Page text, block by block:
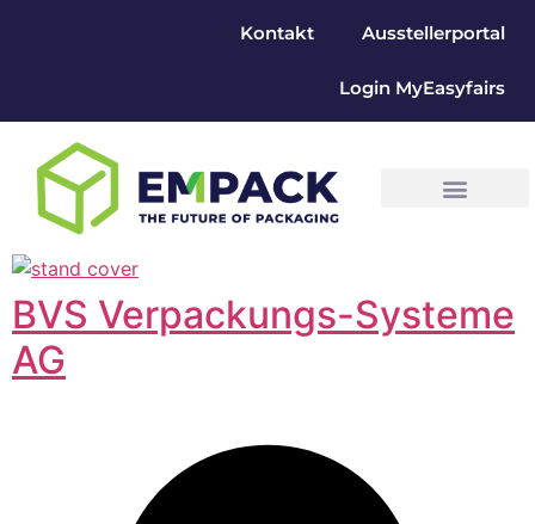
Kontakt Ausstellerportal
Login MyEasyfairs
BVS Verpackungs-Systeme
AG